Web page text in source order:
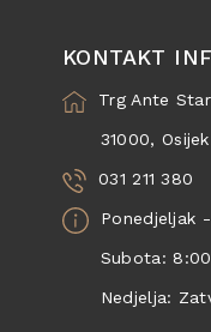
KONTAKT
Trg Ante
31000, Osijek
031 211 380
Ponedjeljak
Subota: 8:00
Nedjelja: